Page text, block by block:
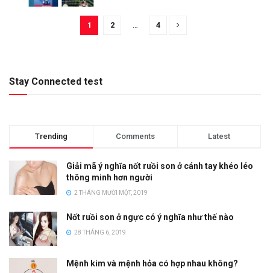
1 2 4
Stay Connected test
Trending Comments Latest
Giải mã ý nghĩa nốt ruồi son ở cánh tay khéo léo
thông minh hơn người
2 THÁNG MƯỜI MỘT, 2019
Nốt ruồi son ở ngực có ý nghĩa như thế nào
28 THÁNG 6, 2019
Mệnh kim và mệnh hỏa có hợp nhau không?